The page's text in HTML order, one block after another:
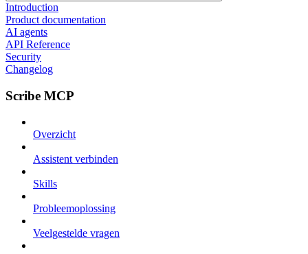
Introduction
Product documentation
AI agents
API Reference
Security
Changelog
Scribe MCP
Overzicht
Assistent verbinden
Skills
Probleemoplossing
Veelgestelde vragen